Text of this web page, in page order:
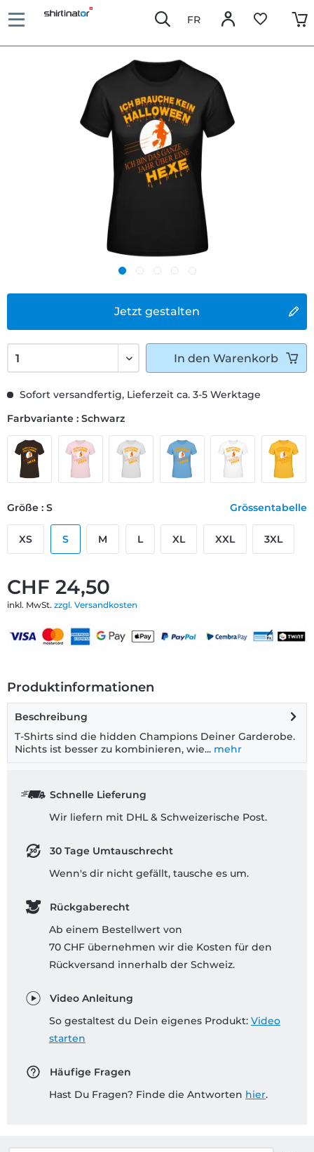
FR
Jetzt gestalten
CHF 24,50
inkl. MwSt. zzgl. Versandkosten
Sofort versandfertig, Lieferzeit ca. 3-5 Werktage
Farbvariante : Schwarz
Größe : S Grössentabelle
XS S M L XL XXL 3XL
In den Warenkorb
Produktinformationen
Beschreibung
T-Shirts sind die hidden Champions Deiner Garderobe.
Nichts ist besser zu kombinieren, wie... mehr
Schnelle Lieferung
Wir liefern mit DHL & Schweizerische Post.
30 Tage Umtauschrecht
Wenn's dir nicht gefällt, tausche es um.
Rückgaberecht
Ab einem Bestellwert von
70 CHF übernehmen wir die Kosten für den
Rückversand innerhalb der Schweiz.
Video Anleitung
So gestaltest du Dein eigenes Produkt: Video
starten
Häufige Fragen
Hast Du Fragen? Finde die Antworten hier.